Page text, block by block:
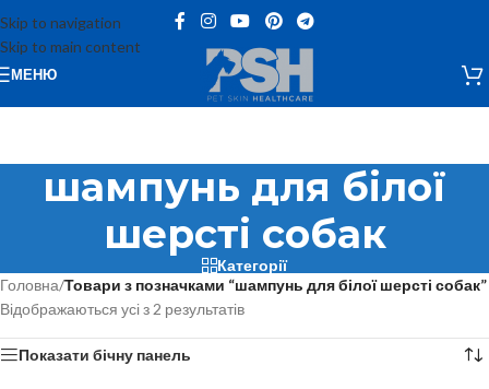
Skip to navigation
Skip to main content
МЕНЮ
шампунь для білої
шерсті собак
Категорії
Головна/Товари з позначками “шампунь для білої шерсті собак”
Відображаються усі з 2 результатів
Показати бічну панель